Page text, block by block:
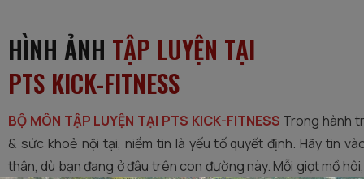
HÌNH ẢNH TẬP LUYỆN TẠI
PTS KICK-FITNESS
BỘ MÔN TẬP LUYỆN TẠI PTS KICK-FITNESS Trong hành
& sức khoẻ nội tại, niềm tin là yếu tố quyết định. Hãy tin
thân, dù bạn đang ở đâu trên con đường này. Mỗi giọt mồ